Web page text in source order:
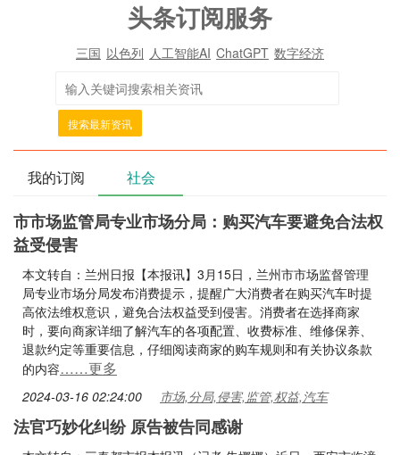
头条订阅服务
三国 以色列 人工智能AI ChatGPT 数字经济
搜索最新资讯
我的订阅 社会
市市场监管局专业市场分局：购买汽车要避免合法权
益受侵害
本文转自：兰州日报【本报讯】3月15日，兰州市市场监督管理
局专业市场分局发布消费提示，提醒广大消费者在购买汽车时提
高依法维权意识，避免合法权益受到侵害。消费者在选择商家
时，要向商家详细了解汽车的各项配置、收费标准、维修保养、
退款约定等重要信息，仔细阅读商家的购车规则和有关协议条款
的内容……更多
2024-03-16 02:24:00 市场,分局,侵害,监管,权益,汽车
法官巧妙化纠纷 原告被告同感谢